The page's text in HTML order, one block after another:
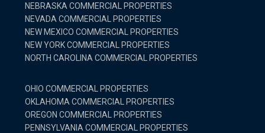
NEBRASKA COMMERCIAL PROPERTIES
NEVADA COMMERCIAL PROPERTIES
NEW MEXICO COMMERCIAL PROPERTIES
NEW YORK COMMERCIAL PROPERTIES
NORTH CAROLINA COMMERCIAL PROPERTIES
OHIO COMMERCIAL PROPERTIES
OKLAHOMA COMMERCIAL PROPERTIES
OREGON COMMERCIAL PROPERTIES
PENNSYLVANIA COMMERCIAL PROPERTIES